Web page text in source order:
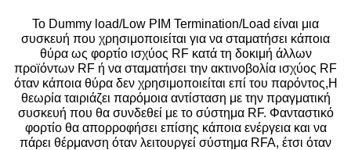
Το Dummy load/Low PIM Termination/Load είναι μια
συσκευή που χρησιμοποιείται για να σταματήσει κάποια
θύρα ως φορτίο ισχύος RF κατά τη δοκιμή άλλων
προϊόντων RF ή να σταματήσει την ακτινοβολία ισχύος RF
όταν κάποια θύρα δεν χρησιμοποιείται επί του παρόντος,Η
θεωρία ταιριάζει παρόμοια αντίσταση με την πραγματική
συσκευή που θα συνδεθεί με το σύστημα RF. Φανταστικό
φορτίο θα απορροφήσει επίσης κάποια ενέργεια και να
πάρει θέρμανση όταν λειτουργεί σύστημα RFA, έτσι όταν